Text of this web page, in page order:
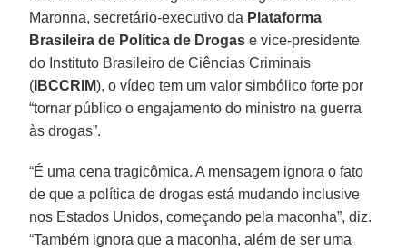
Maronna, secretário-executivo da Plataforma
Brasileira de Política de Drogas e vice-presidente
do Instituto Brasileiro de Ciências Criminais
( IBCCRIM), o vídeo tem um valor simbólico forte por
“tornar público o engajamento do ministro na guerra
às drogas”.
“É uma cena tragicômica. A mensagem ignora o fato
de que a política de drogas está mudando inclusive
nos Estados Unidos, começando pela maconha”, diz.
“Também ignora que a maconha, além de ser uma